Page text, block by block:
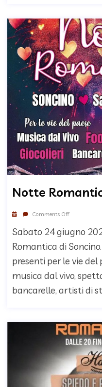
Notte
Comments Off
Sabato 24 giugno
Romantica di
presenti per le vie del
musica dal vivo,
bancarelle, artisti di